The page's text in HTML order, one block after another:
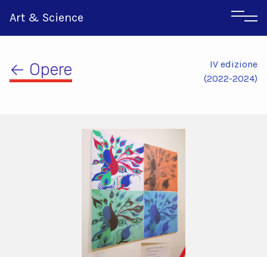
Art & Science
← Opere
IV edizione
(2022-2024)